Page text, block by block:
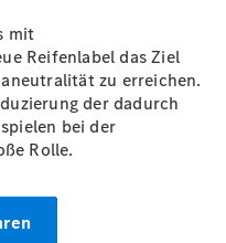
mit
Reifenlabel das Ziel
zu erreichen.
der dadurch
bei der
Rolle.